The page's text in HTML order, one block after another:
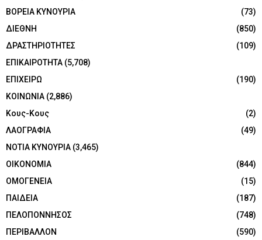
ΒΟΡΕΙΑ ΚΥΝΟΥΡΙΑ
(73)
ΔΙΕΘΝΗ
(850)
ΔΡΑΣΤΗΡΙΟΤΗΤΕΣ
(109)
ΕΠΙΚΑΙΡΟΤΗΤΑ (5,708)
ΕΠΙΧΕΙΡΩ
(190)
ΚΟΙΝΩΝΙΑ (2,886)
Κους-Κους
(2)
ΛΑΟΓΡΑΦΙΑ
(49)
ΝΟΤΙΑ ΚΥΝΟΥΡΙΑ (3,465)
ΟΙΚΟΝΟΜΙΑ
(844)
ΟΜΟΓΕΝΕΙΑ
(15)
ΠΑΙΔΕΙΑ
(187)
ΠΕΛΟΠΟΝΝΗΣΟΣ
(748)
ΠΕΡΙΒΑΛΛΟΝ
(590)